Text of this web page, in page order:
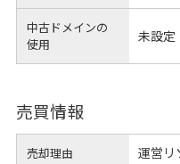
中古ドメインの
使用
未設定
売買情報
売却理由 運営リ